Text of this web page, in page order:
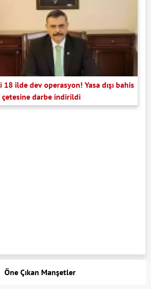
ilde dev operasyon! Yasa dışı bahis
çetesine darbe indirildi
Öne Çıkan Manşetler